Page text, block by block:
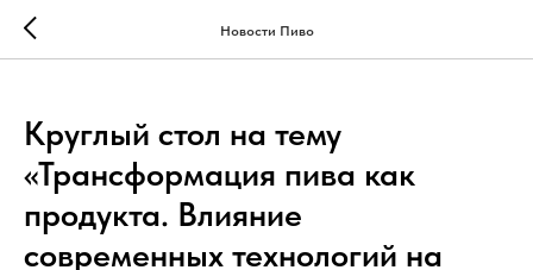
Новости Пиво
Круглый стол на тему
«Трансформация пива как
продукта. Влияние
современных технологий на